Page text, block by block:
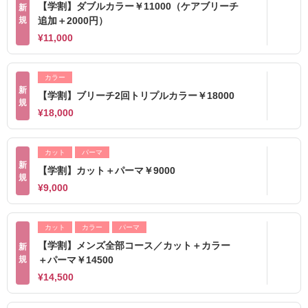
新
規
【学割】ダブルカラー￥11000（ケアブリーチ
追加＋2000円）
¥11,000
新
規
カラー
【学割】ブリーチ2回トリプルカラー￥18000
¥18,000
新
規
カット パーマ
【学割】カット＋パーマ￥9000
¥9,000
新
規
カット カラー パーマ
【学割】メンズ全部コース／カット＋カラー
＋パーマ￥14500
¥14,500